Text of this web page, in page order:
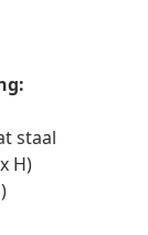
staal
H)